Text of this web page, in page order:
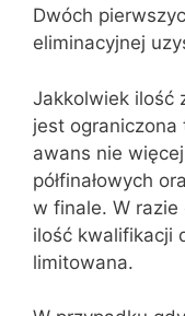
Dwóch
eliminacyjnej
Jakkolwiek ilość
jest
awans nie
półfinałowych
w finale. W
ilość kwalifikacji
limitowana.